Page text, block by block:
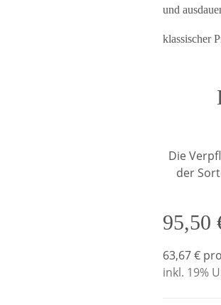
und
klassischer
Die
der
95,50
63,67 €
inkl. 19%